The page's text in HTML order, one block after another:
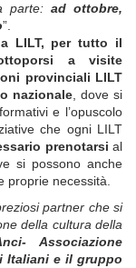
parte: ad ottobre,
”.
LILT, per tutto il
a visite
provinciali LILT
nazionale, dove si
e l’opuscolo
che ogni LILT
prenotarsi al
si possono anche
proprie necessità.
partner che si
della cultura della
Associazione
Italiani e il gruppo